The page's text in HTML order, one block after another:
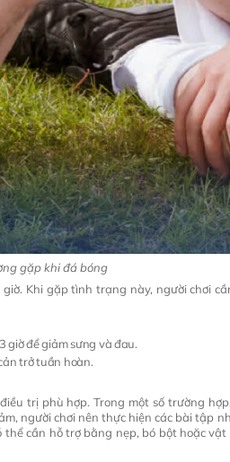
gặp khi đá bóng
Khi gặp tình trạng này, người chơi
để giảm sưng và đau.
trở tuần hoàn.
trị phù hợp. Trong một số trường
người chơi nên thực hiện các bài tập
cần hỗ trợ bằng nẹp, bó bột hoặc